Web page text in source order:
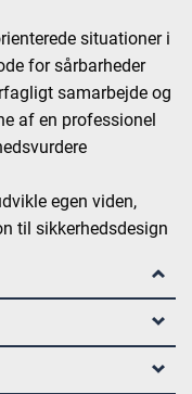
situationer i
for sårbarheder
samarbejde og
af en professionel
egen viden,
til sikkerhedsdesign